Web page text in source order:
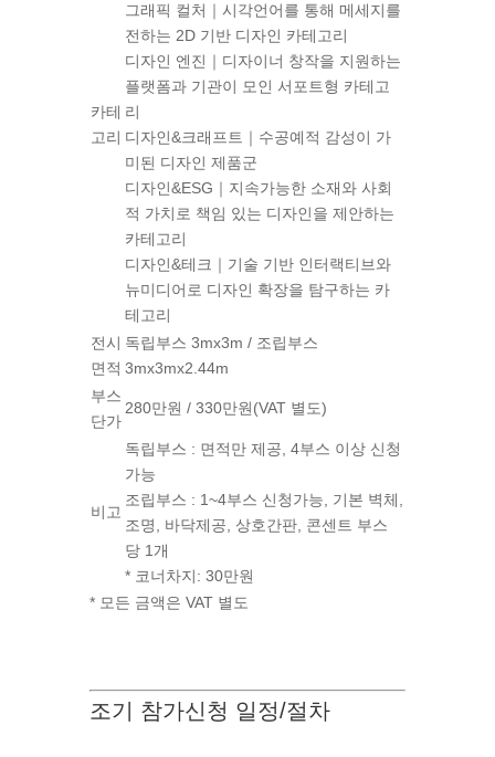
카테
고리
그래픽 컬처｜시각언어를 통해 메세지를
전하는 2D 기반 디자인 카테고리
디자인 엔진｜디자이너 창작을 지원하는
플랫폼과 기관이 모인 서포트형 카테고
리
디자인&크래프트｜수공예적 감성이 가
미된 디자인 제품군
디자인&ESG｜지속가능한 소재와 사회
적 가치로 책임 있는 디자인을 제안하는
카테고리
디자인&테크｜기술 기반 인터랙티브와
뉴미디어로 디자인 확장을 탐구하는 카
테고리
전시
면적
독립부스 3mx3m / 조립부스
3mx3mx2.44m
부스
단가
280만원 / 330만원(VAT 별도)​
비고
독립부스 : 면적만 제공, 4부스 이상 신청
가능
조립부스 : 1~4부스 신청가능, 기본 벽체,
조명, 바닥제공, 상호간판, 콘센트 부스
당 1개
* 코너차지: 30만원
* 모든 금액은 VAT 별도
조기 참가신청 일정/절차